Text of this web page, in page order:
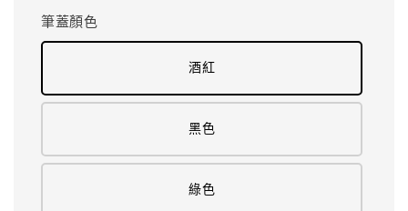
筆蓋顏色
酒紅
黑色
綠色